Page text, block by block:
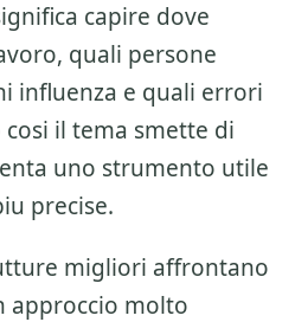
capire dove
quali persone
influenza e quali errori
il tema smette di
uno strumento utile
precise.
migliori affrontano
approccio molto